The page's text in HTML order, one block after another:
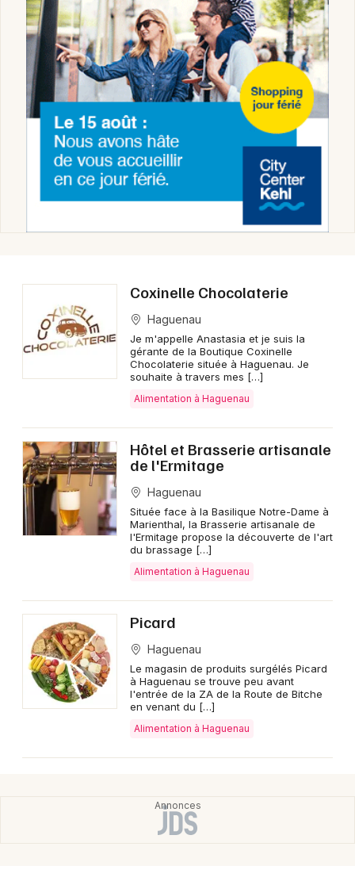
Choisir mes départements
Mon email
Coxinelle Chocolaterie
Haguenau
Je m'appelle Anastasia et je suis la
gérante de la Boutique Coxinelle
Chocolaterie située à Haguenau. Je
souhaite à travers mes […]
Alimentation à Haguenau
Hôtel et Brasserie artisanale
de l'Ermitage
Haguenau
Située face à la Basilique Notre-Dame à
Marienthal, la Brasserie artisanale de
l'Ermitage propose la découverte de l'art
du brassage […]
Alimentation à Haguenau
Picard
Haguenau
Le magasin de produits surgélés Picard
à Haguenau se trouve peu avant
l'entrée de la ZA de la Route de Bitche
en venant du […]
Alimentation à Haguenau